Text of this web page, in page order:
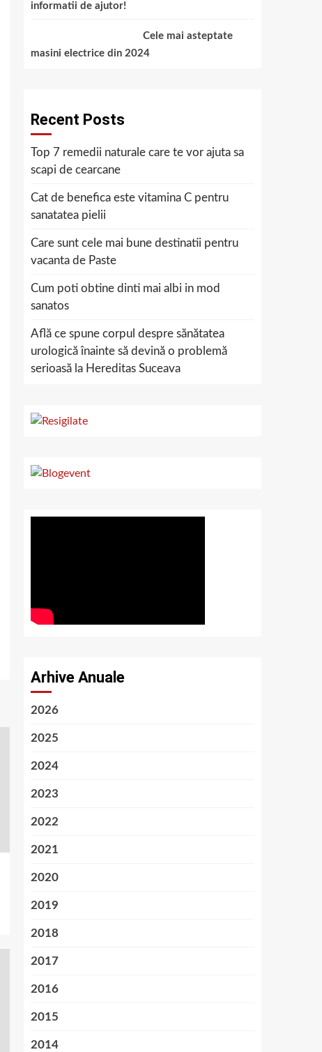
informatii de ajutor!
Cele mai asteptate
masini electrice din 2024
Recent Posts
Top 7 remedii naturale care te vor ajuta sa
scapi de cearcane
Cat de benefica este vitamina C pentru
sanatatea pielii
Care sunt cele mai bune destinatii pentru
vacanta de Paste
Cum poti obtine dinti mai albi in mod
sanatos
Află ce spune corpul despre sănătatea
urologică înainte să devină o problemă
serioasă la Hereditas Suceava
Arhive Anuale
2026
2025
2024
2023
2022
2021
2020
2019
2018
2017
2016
2015
2014